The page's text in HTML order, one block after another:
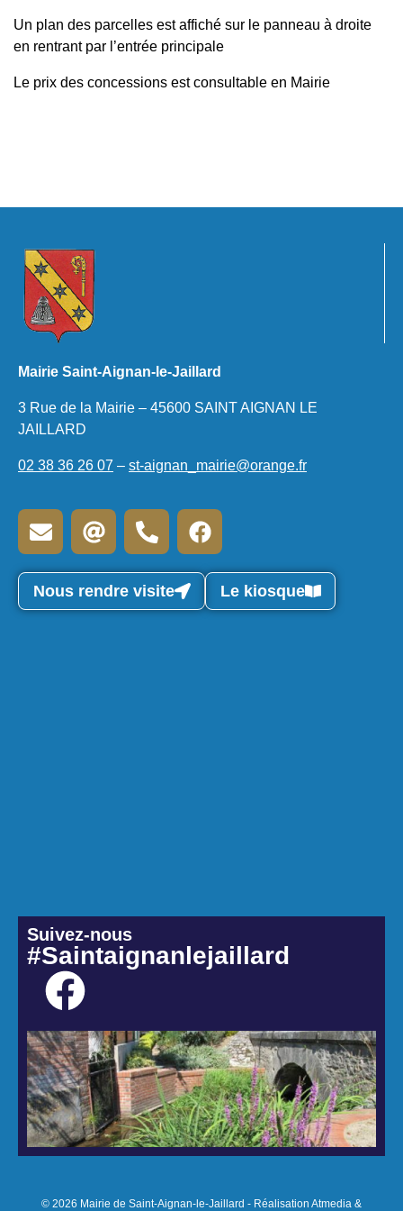
Un plan des parcelles est affiché sur le panneau à droite
en rentrant par l’entrée principale
Le prix des concessions est consultable en Mairie
Mairie Saint-Aignan-le-Jaillard
3 Rue de la Mairie – 45600 SAINT AIGNAN LE
JAILLARD
02 38 36 26 07 – st-aignan_mairie@orange.fr
Nous rendre visite Le kiosque
Suivez-nous
#Saintaignanlejaillard
© 2026 Mairie de Saint-Aignan-le-Jaillard - Réalisation Atmedia &